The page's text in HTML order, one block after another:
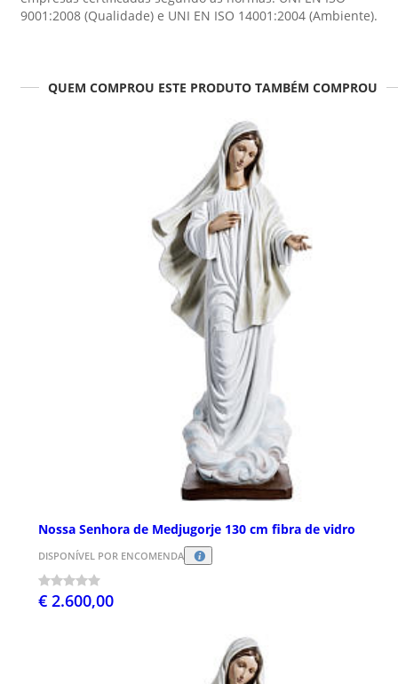
9001:2008 (Qualidade) e UNI EN ISO 14001:2004 (Ambiente).
QUEM COMPROU ESTE PRODUTO TAMBÉM COMPROU
Nossa Senhora de Medjugorje 130 cm fibra de vidro
DISPONÍVEL POR ENCOMENDA
€ 2.600,00